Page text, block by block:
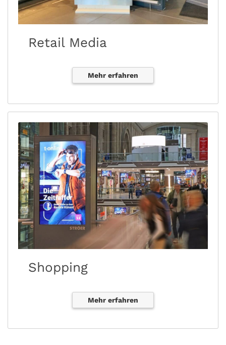
Retail Media
Mehr erfahren
Shopping
Mehr erfahren